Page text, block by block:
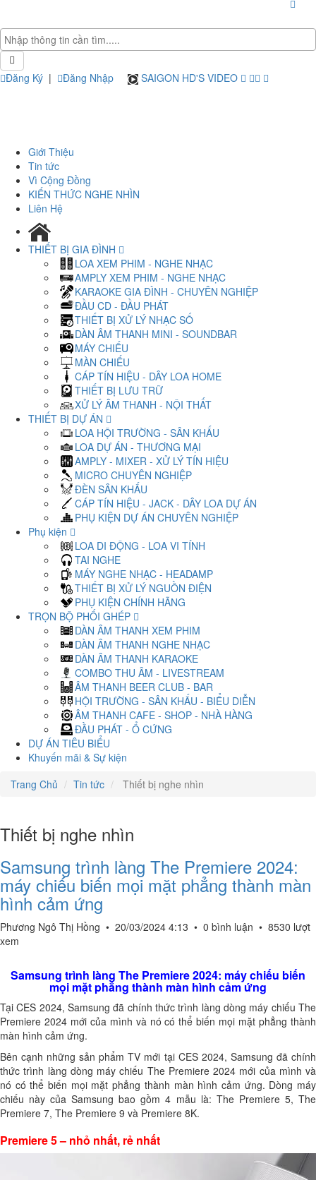
Đăng Ký | Đăng Nhập SAIGON HD'S VIDEO
Giới Thiệu
Tin tức
Vì Cộng Đồng
KIẾN THỨC NGHE NHÌN
Liên Hệ
THIẾT BỊ GIA ĐÌNH
LOA XEM PHIM - NGHE NHẠC
AMPLY XEM PHIM - NGHE NHẠC
KARAOKE GIA ĐÌNH - CHUYÊN NGHIỆP
ĐẦU CD - ĐẦU PHÁT
THIẾT BỊ XỬ LÝ NHẠC SỐ
DÀN ÂM THANH MINI - SOUNDBAR
MÁY CHIẾU
MÀN CHIẾU
CÁP TÍN HIỆU - DÂY LOA HOME
THIẾT BỊ LƯU TRỮ
XỬ LÝ ÂM THANH - NỘI THẤT
THIẾT BỊ DỰ ÁN
LOA HỘI TRƯỜNG - SÂN KHẤU
LOA DỰ ÁN - THƯƠNG MẠI
AMPLY - MIXER - XỬ LÝ TÍN HIỆU
MICRO CHUYÊN NGHIỆP
ĐÈN SÂN KHẤU
CÁP TÍN HIỆU - JACK - DÂY LOA DỰ ÁN
PHỤ KIỆN DỰ ÁN CHUYÊN NGHIỆP
Phụ kiện
LOA DI ĐỘNG - LOA VI TÍNH
TAI NGHE
MÁY NGHE NHẠC - HEADAMP
THIẾT BỊ XỬ LÝ NGUỒN ĐIỆN
PHỤ KIỆN CHÍNH HÃNG
TRỌN BỘ PHỐI GHÉP
DÀN ÂM THANH XEM PHIM
DÀN ÂM THANH NGHE NHẠC
DÀN ÂM THANH KARAOKE
COMBO THU ÂM - LIVESTREAM
ÂM THANH BEER CLUB - BAR
HỘI TRƯỜNG - SÂN KHẤU - BIỂU DIỄN
ÂM THANH CAFE - SHOP - NHÀ HÀNG
ĐẦU PHÁT - Ổ CỨNG
DỰ ÁN TIÊU BIỂU
Khuyến mãi & Sự kiện
Trang Chủ
Tin tức Thiết bị nghe nhìn
Thiết bị nghe nhìn
Samsung trình làng The Premiere 2024:
máy chiếu biến mọi mặt phẳng thành màn
hình cảm ứng
Phương Ngô Thị Hồng • 20/03/2024 4:13 • 0 bình luận • 8530 lượt
xem
Samsung trình làng The Premiere 2024: máy chiếu biến
mọi mặt phẳng thành màn hình cảm ứng
Tại CES 2024, Samsung đã chính thức trình làng dòng máy chiếu The
Premiere 2024 mới của mình và nó có thể biến mọi mặt phẳng thành
màn hình cảm ứng.
Bên cạnh những sản phẩm TV mới tại CES 2024, Samsung đã chính
thức trình làng dòng máy chiếu The Premiere 2024 mới của mình và
nó có thể biến mọi mặt phẳng thành màn hình cảm ứng. Dòng máy
chiếu này của Samsung bao gồm 4 mẫu là: The Premiere 5, The
Premiere 7, The Premiere 9 và Premiere 8K.
Premiere 5 – nhỏ nhất, rẻ nhất